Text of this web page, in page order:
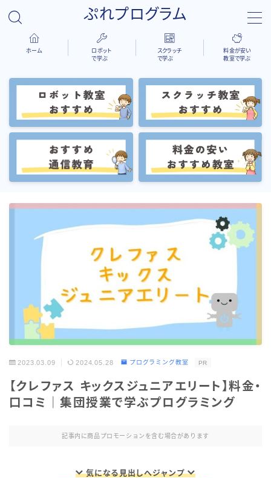
ぷれプログラム
ホーム
ロボット
で学ぶ
スクラッチ
で学ぶ
料金が安い
教室で学ぶ
2023.03.09 2024.05.28 プログラミング教室 PR
【クレファス キックスジュニアエリート】料金・
口コミ｜集団授業で学ぶプログラミング
記事内に商品プロモーションを含む場合があります
気になる見出しへジャンプ